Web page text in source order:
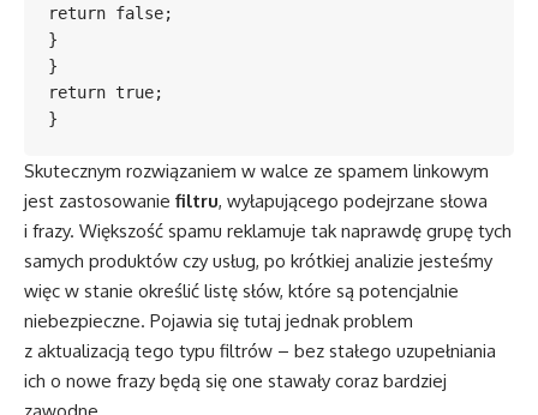
return false;
}
}
return true;
}
Skutecznym rozwiązaniem w walce ze spamem linkowym
jest zastosowanie filtru, wyłapującego podejrzane słowa
i frazy. Większość spamu reklamuje tak naprawdę grupę tych
samych produktów czy usług, po krótkiej analizie jesteśmy
więc w stanie określić listę słów, które są potencjalnie
niebezpieczne. Pojawia się tutaj jednak problem
z aktualizacją tego typu filtrów – bez stałego uzupełniania
ich o nowe frazy będą się one stawały coraz bardziej